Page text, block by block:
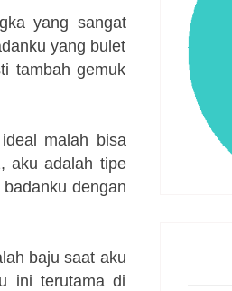
yang sangat
yang bulet
tambah gemuk
malah bisa
aku adalah tipe
dengan
baju saat aku
ini terutama di